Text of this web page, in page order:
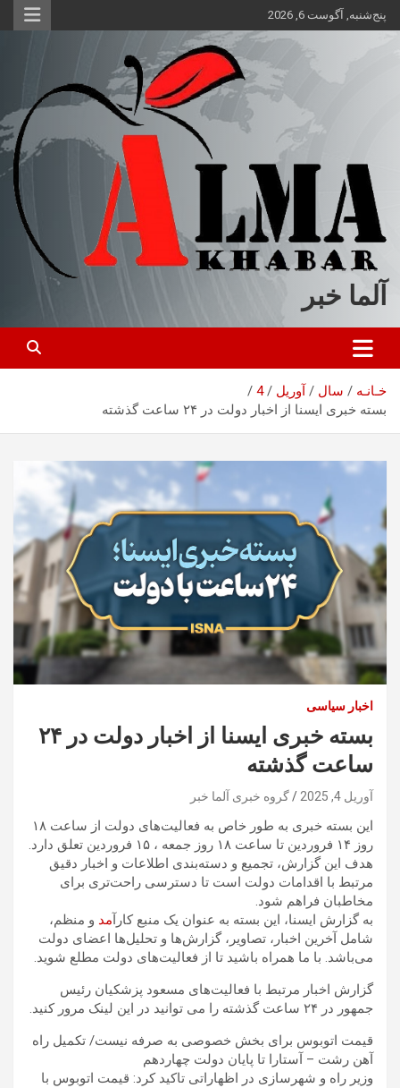
محتوا
پنج‌شنبه, آگوست 6, 2026
آلما خبر
خـانـه سال آوریل
4
بسته خبری ایسنا از اخبار دولت در ۲۴ ساعت گذشته
اخبار سیاسی
بسته خبری ایسنا از اخبار دولت در ۲۴
ساعت گذشته
آوریل 4, 2025 گروه خبری آلما خبر
این بسته خبری به طور خاص به فعالیت‌های دولت از ساعت ۱۸
روز ۱۴ فروردین تا ساعت ۱۸ روز جمعه ، ۱۵ فروردین تعلق دارد.
هدف این گزارش، تجمیع و دسته‌بندی اطلاعات و اخبار دقیق
مرتبط با اقدامات دولت است تا دسترسی راحت‌تری برای
مخاطبان فراهم شود.
به گزارش ایسنا،‌ این بسته به عنوان یک منبع کارآمد و منظم،
شامل آخرین اخبار، تصاویر، گزارش‌ها و تحلیل‌ها اعضای دولت
می‌باشد. با ما همراه باشید تا از فعالیت‌های دولت مطلع شوید.
گزارش اخبار مرتبط با فعالیت‌های مسعود پزشکیان رئیس
جمهور در ۲۴ ساعت گذشته را می توانید در این لینک مرور کنید.
قیمت اتوبوس برای بخش خصوصی به صرفه نیست/ تکمیل راه
آهن رشت – آستارا تا پایان دولت چهاردهم
وزیر راه و شهرسازی در اظهاراتی تاکید کرد: قیمت اتوبوس با